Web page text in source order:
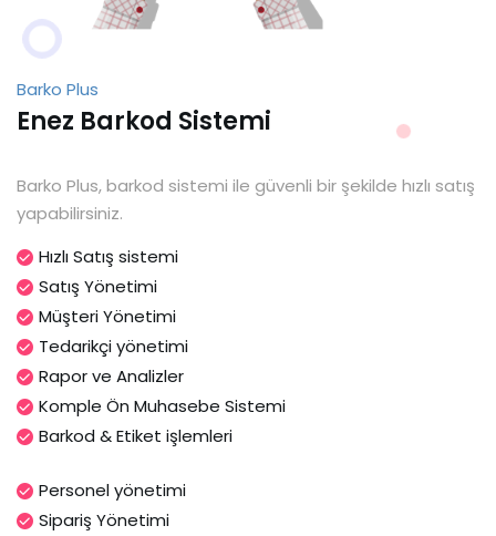
Barko Plus
Enez Barkod Sistemi
Barko Plus, barkod sistemi ile güvenli bir şekilde hızlı satış
yapabilirsiniz.
Hızlı Satış sistemi
Satış Yönetimi
Müşteri Yönetimi
Tedarikçi yönetimi
Rapor ve Analizler
Komple Ön Muhasebe Sistemi
Barkod & Etiket işlemleri
Personel yönetimi
Sipariş Yönetimi